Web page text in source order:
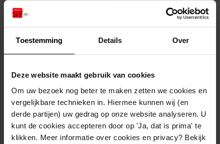
Toestemming Details Over
Deze website maakt gebruik van cookies
Om uw bezoek nog beter te maken zetten we cookies en
vergelijkbare technieken in. Hiermee kunnen wij (en
derde partijen) uw gedrag op onze website analyseren. U
kunt de cookies accepteren door op 'Ja, dat is prima' te
klikken. Meer informatie over cookies en privacy? Bekijk
bouwvergunningen
omgevingsvergunningen
vergunningen
uitleg nodig?
Wij helpen u op weg met een aantal zoektips.
bekijk alle zoektips
Wij helpen u op weg met een aantal zoektips.
bekijk alle zoektips
bekijk ons geschiedenislokaal
advisering en toezicht
beleidsplan
gemeenschappelijke regeling
publiek jaarverslag
steun het archief
U kunt ook Vriend worden en het Westfries
Archief steunen.
meer weten
zoektips
Door een fout tijdens het verwerken van deze pagina is het niet
404- Not Found
Mogelijk kunt u deze pagina niet bezoeken door: